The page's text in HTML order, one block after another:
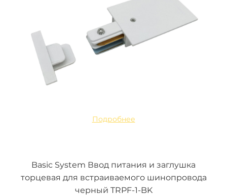
Подробнее
Basic System Ввод питания и заглушка
торцевая для встраиваемого шинопровода
черный TRPF-1-BK